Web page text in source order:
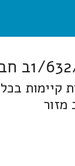
קיימות
מזור